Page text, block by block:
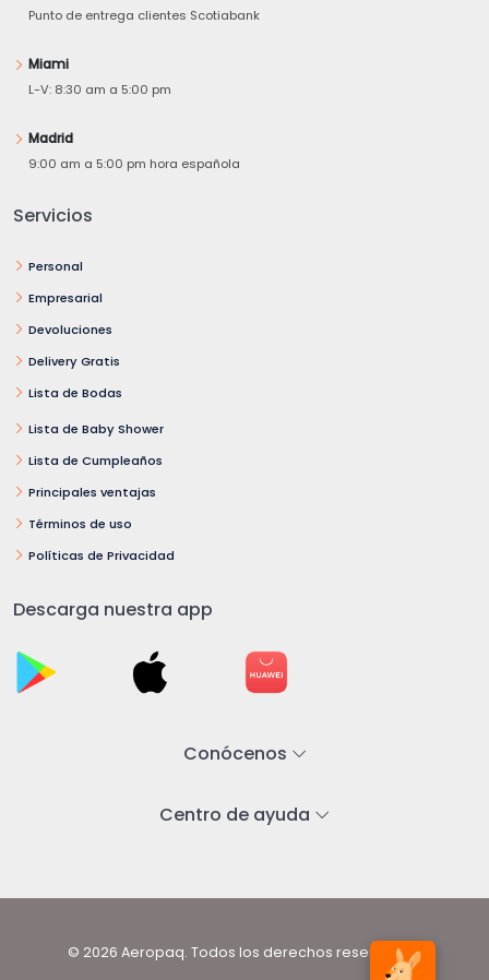
Punto de entrega clientes Scotiabank
Miami
L-V: 8:30 am a 5:00 pm
Madrid
9:00 am a 5:00 pm hora española
Servicios
Personal
Empresarial
Devoluciones
Delivery Gratis
Lista de Bodas
Lista de Baby Shower
Lista de Cumpleaños
Principales ventajas
Términos de uso
Políticas de Privacidad
Descarga nuestra app
Conócenos
Centro de ayuda
© 2026 Aeropaq. Todos los derechos reservados.